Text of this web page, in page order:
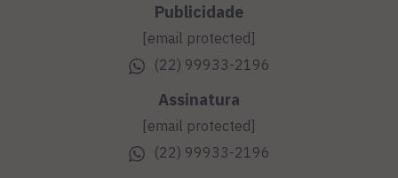
Publicidade
[email protected]
(22) 99933-2196
Assinatura
[email protected]
(22) 99933-2196